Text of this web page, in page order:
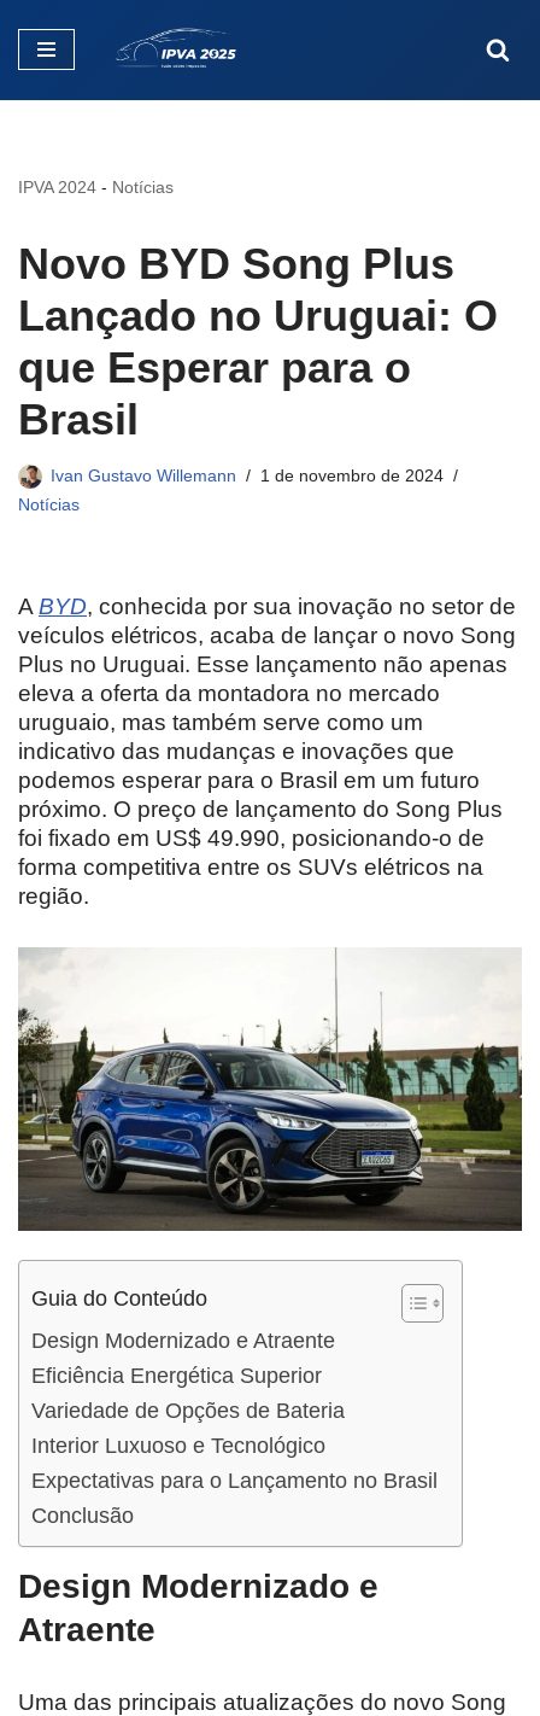
Pular
IPVA 2024 - Notícias
Novo BYD Song Plus
Lançado no Uruguai: O
que Esperar para o
Brasil
Ivan Gustavo Willemann
1 de novembro de 2024
Notícias
A BYD, conhecida por sua inovação no setor de
veículos elétricos, acaba de lançar o novo Song
Plus no Uruguai. Esse lançamento não apenas
eleva a oferta da montadora no mercado
uruguaio, mas também serve como um
indicativo das mudanças e inovações que
podemos esperar para o Brasil em um futuro
próximo. O preço de lançamento do Song Plus
foi fixado em US$ 49.990, posicionando-o de
forma competitiva entre os SUVs elétricos na
região.
Guia do Conteúdo
Design Modernizado e Atraente
Eficiência Energética Superior
Variedade de Opções de Bateria
Interior Luxuoso e Tecnológico
Expectativas para o Lançamento no Brasil
Conclusão
Design Modernizado e
Atraente
Uma das principais atualizações do novo Song